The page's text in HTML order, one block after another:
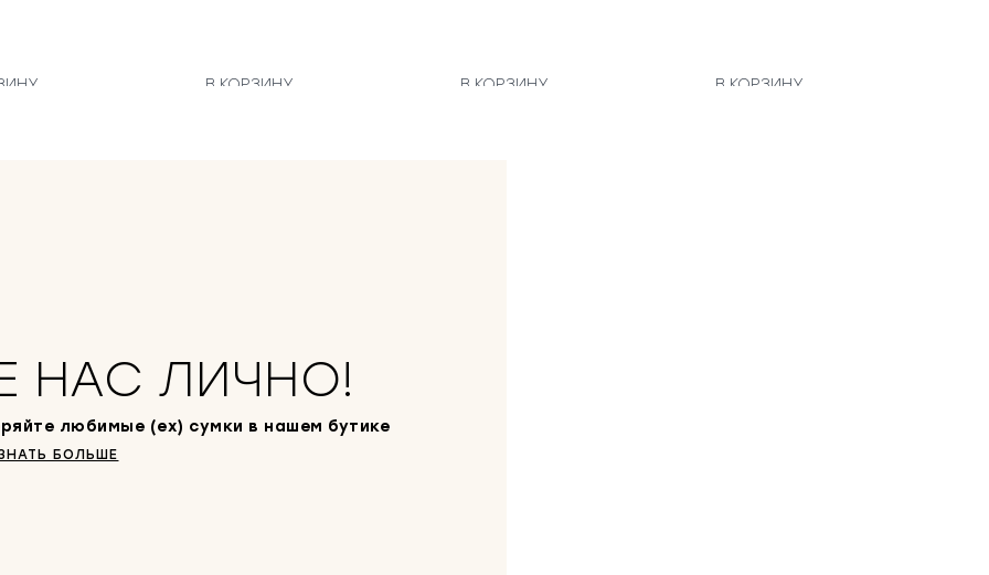
В КОРЗИНУ В КОРЗИНУ В КОРЗИНУ
НАС ЛИЧНО!
любимые (ex) сумки в нашем бутике
БОЛЬШЕ